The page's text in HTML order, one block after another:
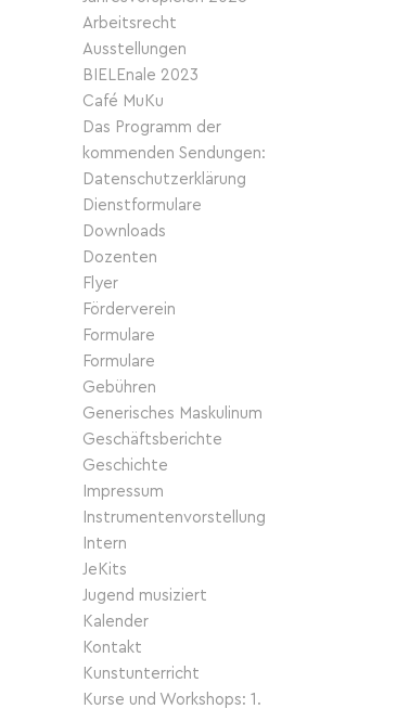
Arbeitsrecht
Ausstellungen
BIELEnale 2023
Café MuKu
Das Programm der
kommenden Sendungen:
Datenschutzerklärung
Dienstformulare
Downloads
Dozenten
Flyer
Förderverein
Formulare
Formulare
Gebühren
Generisches Maskulinum
Geschäftsberichte
Geschichte
Impressum
Instrumentenvorstellung
Intern
JeKits
Jugend musiziert
Kalender
Kontakt
Kunstunterricht
Kurse und Workshops: 1.